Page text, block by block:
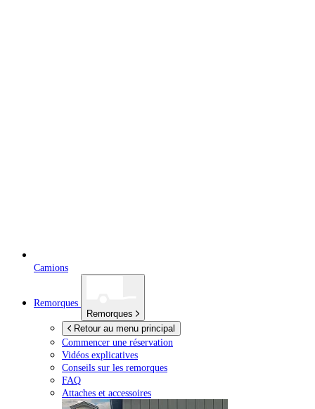
Camions
Remorques
Remorques
Retour au menu principal
Commencer une réservation
Vidéos explicatives
Conseils sur les remorques
FAQ
Attaches et accessoires